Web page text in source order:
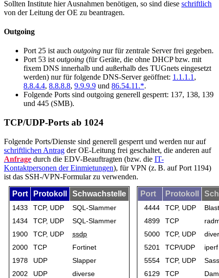
Sollten Institute hier Ausnahmen benötigen, so sind diese schriftlich
von der Leitung der OE zu beantragen.
Outgoing
Port 25 ist auch outgoing nur für zentrale Server frei gegeben.
Port 53 ist outgoing (für Geräte, die ohne DHCP bzw. mit
fixem DNS innerhalb und außerhalb des TUGnets eingesetzt
werden) nur für folgende DNS-Server geöffnet: 1.1.1.1 ,
8.8.4.4, 8.8.8.8, 9.9.9.9 und 86.54.11.*.
Folgende Ports sind outgoing generell gesperrt: 137, 138, 139
und 445 (SMB).
TCP/UDP-Ports ab 1024
Folgende Ports/Dienste sind generell gesperrt und werden nur auf
schriftlichen Antrag der OE-Leitung frei geschaltet, die anderen auf
Anfrage durch die EDV-Beauftragten (bzw. die IT-
Kontaktpersonen der Einmietungen), für VPN (z. B. auf Port 1194)
ist das SSH-/VPN-Formular zu verwenden.
Port Protokoll Schwachstelle
1433 TCP, UDP
SQL-Slammer
1434
TCP, UDP
SQL-Slammer
1900
TCP, UDP
ssdp
2000
TCP
Fortinet
1978
UDP
Slapper
2002
UDP
diverse
Port Protokoll
4444 TCP, UDP
4899
TCP
5000
TCP, UDP
5201
TCP/UDP
iperf
5554
TCP, UDP
6129
TCP